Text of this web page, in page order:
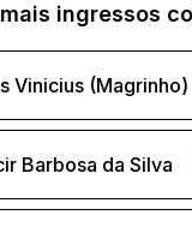
ingressos
Vinicius (Magrinho)
Barbosa da Silva